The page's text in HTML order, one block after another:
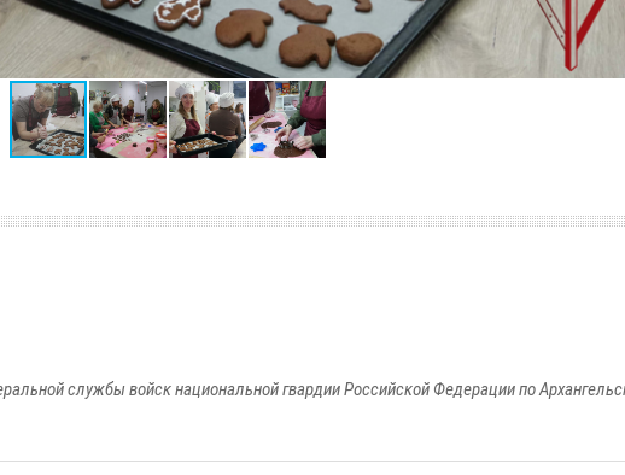
службы войск национальной гвардии Российской Федерации по